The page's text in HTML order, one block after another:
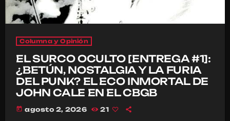
Columna y Opinión
EL SURCO OCULTO [ENTREGA #1]:
¿BETÚN, NOSTALGIA Y LA FURIA
DEL PUNK? EL ECO INMORTAL DE
JOHN CALE EN EL CBGB
today agosto 2, 2026 21